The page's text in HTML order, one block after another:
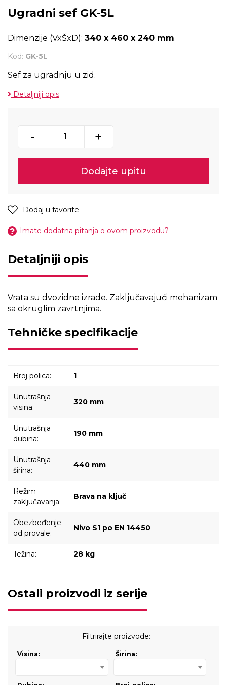
Ugradni sef GK-5L
Dimenzije (VxŠxD): 340 x 460 x 240 mm
Kod: GK-5L
Sef za ugradnju u zid.
Detaljniji opis
- +
Dodajte upitu
Dodaj u favorite
Imate dodatna pitanja o ovom proizvodu?
Detaljniji opis
Vrata su dvozidne izrade. Zaključavajući mehanizam
sa okruglim zavrtnjima.
Tehničke specifikacije
Broj polica: 1
Unutrašnja
visina:
320 mm
Unutrašnja
dubina:
190 mm
Unutrašnja
širina:
440 mm
Režim
zaključavanja:
Brava na ključ
Obezbeđenje
od provale:
Nivo S1 po EN 14450
Težina: 28 kg
Ostali proizvodi iz serije
Filtrirajte proizvode:
Visina: Širina: